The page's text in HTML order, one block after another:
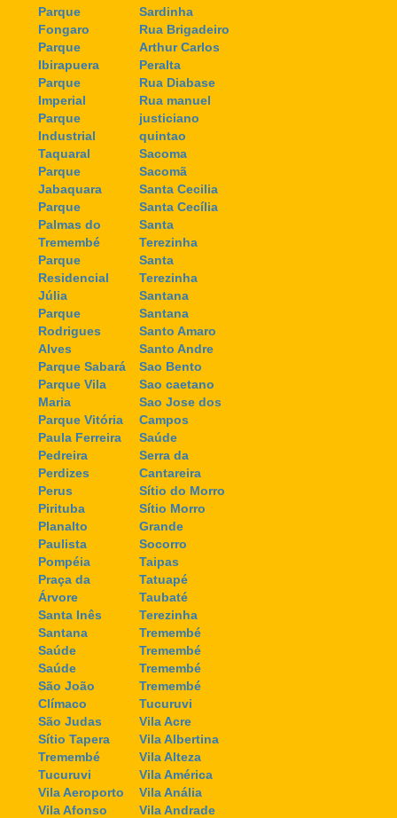
Parque
Fongaro
Parque
Ibirapuera
Parque
Imperial
Parque
Industrial
Taquaral
Parque
Jabaquara
Parque
Palmas do
Tremembé
Parque
Residencial
Júlia
Parque
Rodrigues
Alves
Parque Sabará
Parque Vila
Maria
Parque Vitória
Paula Ferreira
Pedreira
Perdizes
Perus
Pirituba
Planalto
Paulista
Pompéia
Praça da
Árvore
Santa Inês
Santana
Saúde
Saúde
São João
Clímaco
São Judas
Sítio Tapera
Tremembé
Tucuruvi
Vila Aeroporto
Vila Afonso
Sardinha
Rua Brigadeiro
Arthur Carlos
Peralta
Rua Diabase
Rua manuel
justiciano
quintao
Sacoma
Sacomã
Santa Cecilia
Santa Cecília
Santa
Terezinha
Santa
Terezinha
Santana
Santana
Santo Amaro
Santo Andre
Sao Bento
Sao caetano
Sao Jose dos
Campos
Saúde
Serra da
Cantareira
Sítio do Morro
Sítio Morro
Grande
Socorro
Taipas
Tatuapé
Taubaté
Terezinha
Tremembé
Tremembé
Tremembé
Tremembé
Tucuruvi
Vila Acre
Vila Albertina
Vila Alteza
Vila América
Vila Anália
Vila Andrade